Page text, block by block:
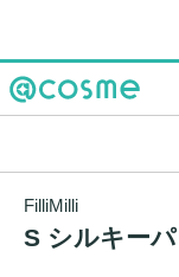
FilliMilli
S シルキー